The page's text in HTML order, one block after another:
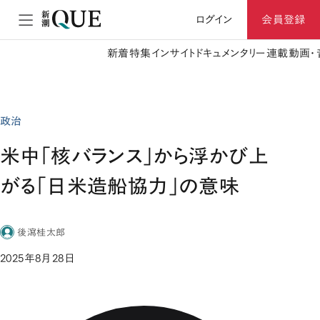
ログイン 会員登録
新着特集 インサイト ドキュメンタリー 連載動画
政治
米中「核バランス」から浮かび上
がる「日米造船協力」の意味
後瀉桂太郎
2025年8月28日